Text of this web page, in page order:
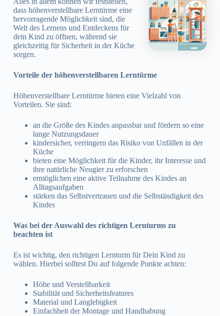
dass höhenverstellbare Lerntürme eine
hervorragende Möglichkeit sind, die
Welt des Lernens und Entdeckens für
dein Kind zu öffnen, während sie
gleichzeitig für Sicherheit in der Küche
sorgen.
Vorteile der höhenverstellbaren Lerntürme
Höhenverstellbare Lerntürme bieten eine Vielzahl von
Vorteilen. Sie sind:
an die Größe des Kindes anpassbar und fördern so eine
lange Nutzungsdauer
kindersicher, verringern das Risiko von Unfällen in der
Küche
bieten eine Möglichkeit für die Kinder, ihr Interesse und
ihre natürliche Neugier zu erforschen
ermöglichen eine aktive Teilnahme des Kindes an
Alltagsaufgaben
stärken das Selbstvertrauen und die Selbständigkeit des
Kindes
Was bei der Auswahl des richtigen Lernturms zu
beachten ist
Es ist wichtig, den richtigen Lernturm für Dein Kind zu
wählen. Hierbei solltest Du auf folgende Punkte achten:
Höhe und Verstellbarkeit
Stabilität und Sicherheitsfeatures
Material und Langlebigkeit
Einfachheit der Montage und Handhabung